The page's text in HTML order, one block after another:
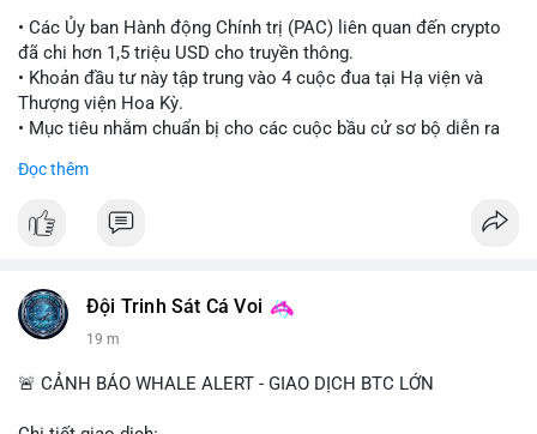
• Các Ủy ban Hành động Chính trị (PAC) liên quan đến crypto
đã chi hơn 1,5 triệu USD cho truyền thông.
• Khoản đầu tư này tập trung vào 4 cuộc đua tại Hạ viện và
Thượng viện Hoa Kỳ.
• Mục tiêu nhằm chuẩn bị cho các cuộc bầu cử sơ bộ diễn ra
#vlikevn #titanbot
Đọc thêm
Đội Trinh Sát Cá Voi
19 m
🚨 CẢNH BÁO WHALE ALERT - GIAO DỊCH BTC LỚN